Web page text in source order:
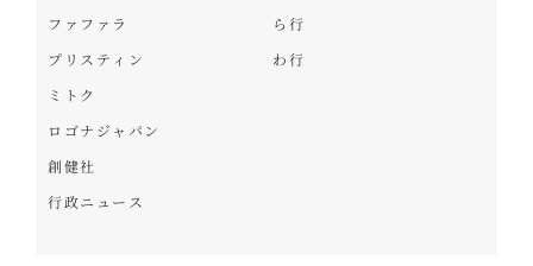
ファファラ
プリスティン
ミトク
ロゴナジャパン
創健社
行政ニュース
ら行
わ行